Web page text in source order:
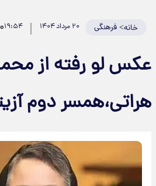
خانه>فرهنگی ۲۰ مرداد ۱۴۰۴ ۱۹:۵۴۰
عکس لو رفته از
هراتی،همسر دوم